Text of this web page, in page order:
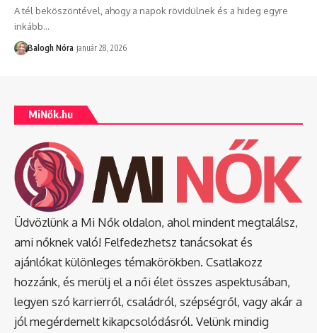
A tél beköszöntével, ahogy a napok rövidülnek és a hideg egyre
inkább…
Balogh Nóra január 28, 2026
MiNők.hu
Üdvözlünk a Mi Nők oldalon, ahol mindent megtalálsz,
ami nőknek való! Felfedezhetsz tanácsokat és
ajánlókat különleges témakörökben. Csatlakozz
hozzánk, és merülj el a női élet összes aspektusában,
legyen szó karrierről, családról, szépségről, vagy akár a
jól megérdemelt kikapcsolódásról. Velünk mindig